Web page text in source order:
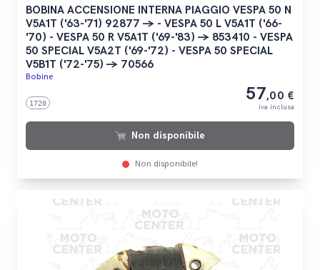
BOBINA ACCENSIONE INTERNA PIAGGIO VESPA 50 N
V5A1T ('63-'71) 92877 -> - VESPA 50 L V5A1T ('66-
'70) - VESPA 50 R V5A1T ('69-'83) -> 853410 - VESPA
50 SPECIAL V5A2T ('69-'72) - VESPA 50 SPECIAL
V5B1T ('72-'75) -> 70566
Bobine
1720 57,00 €
iva inclusa
Non disponibile
Non disponibile!